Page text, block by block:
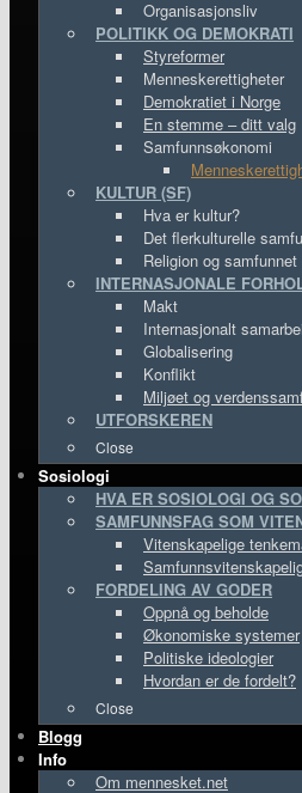
Organisasjonsliv
POLITIKK OG DEMOKRATI
Styreformer
Menneskerettigheter
Demokratiet i Norge
En stemme – ditt valg
Samfunnsøkonomi
KULTUR (SF)
Hva er kultur?
Det flerkulturelle
Religion og samfunnet
INTERNASJONALE
Makt
Internasjonalt
Globalisering
Konflikt
Miljøet og
UTFORSKEREN
Close
Sosiologi
HVA ER SOSIOLOGI OG
SAMFUNNSFAG SOM
Vitenskapelige
FORDELING AV GODER
Oppnå og beholde
Økonomiske systemer
Politiske ideologier
Hvordan er de fordelt?
Close
Blogg
Info
Om mennesket.net